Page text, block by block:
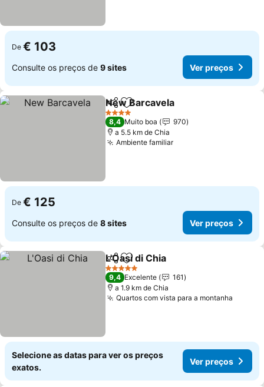
De € 103
Consulte os preços de 9 sites Ver preços
PartilharAdicionar aos favoritos
New Barcavela
4 Estrelas
8,4 Muito boa
970
a 5.5 km de Chia
Ambiente familiar
De € 125
Consulte os preços de 8 sites Ver preços
PartilharAdicionar aos favoritos
L'Oasi di Chia
5 Estrelas
9,4 Excelente
161
a 1.9 km de Chia
Quartos com vista para a montanha
Selecione as datas para ver os preços
exatos.
Ver preços